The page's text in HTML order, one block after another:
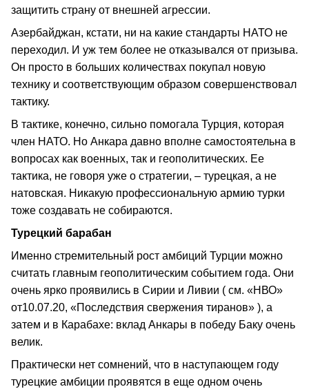
защитить страну от внешней агрессии.
Азербайджан, кстати, ни на какие стандарты НАТО не
переходил. И уж тем более не отказывался от призыва.
Он просто в больших количествах покупал новую
технику и соответствующим образом совершенствовал
тактику.
В тактике, конечно, сильно помогала Турция, которая
член НАТО. Но Анкара давно вполне самостоятельна в
вопросах как военных, так и геополитических. Ее
тактика, не говоря уже о стратегии, – турецкая, а не
натовская. Никакую профессиональную армию турки
тоже создавать не собираются.
Турецкий барабан
Именно стремительный рост амбиций Турции можно
считать главным геополитическим событием года. Они
очень ярко проявились в Сирии и Ливии ( см. «НВО»
от10.07.20, «Последствия свержения тиранов» ), а
затем и в Карабахе: вклад Анкары в победу Баку очень
велик.
Практически нет сомнений, что в наступающем году
турецкие амбиции проявятся в еще одном очень